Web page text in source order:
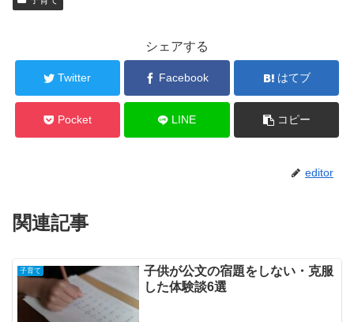
シェアする
Twitter Facebook はてブ
Pocket LINE コピー
editor
関連記事
子育て
子供が公文の宿題をしない・克服
した体験談6選